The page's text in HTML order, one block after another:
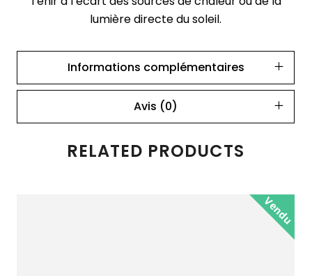
lumière directe du soleil.
Informations complémentaires
Avis (0)
RELATED PRODUCTS
Vendu